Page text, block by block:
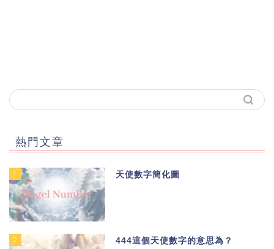
熱門文章
1 天使數字簡化圖
2 444這個天使數字的意思為？